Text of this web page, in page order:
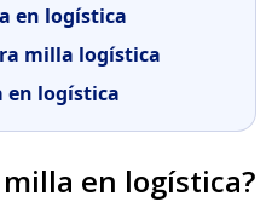
en logística
milla logística
en logística
en logística?